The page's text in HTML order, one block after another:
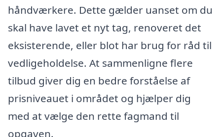
håndværkere. Dette gælder uanset om du
skal have lavet et nyt tag, renoveret det
eksisterende, eller blot har brug for råd til
vedligeholdelse. At sammenligne flere
tilbud giver dig en bedre forståelse af
prisniveauet i området og hjælper dig
med at vælge den rette fagmand til
opgaven.